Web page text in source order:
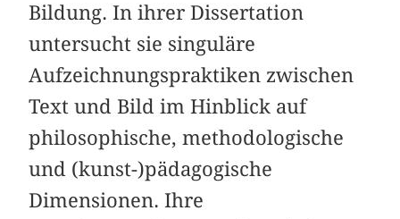
Bildung. In ihrer Dissertation
untersucht sie singuläre
Aufzeichnungspraktiken zwischen
Text und Bild im Hinblick auf
philosophische, methodologische
und (kunst-)pädagogische
Dimensionen. Ihre